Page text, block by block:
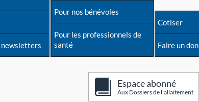
newsletters
Pour nos bénévoles
Pour les professionnels de
santé
Cotiser
Faire un don
Espace abonné
Aux Dossiers de l'allaitement